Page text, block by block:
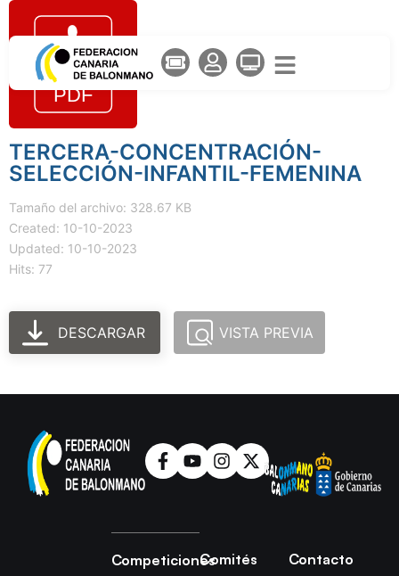
TERCERA-CONCENTRACIÓN-
SELECCIÓN-INFANTIL-FEMENINA
Tamaño del archivo: 328.67 KB
Created: 10-10-2023
Updated: 10-10-2023
Hits: 77
DESCARGAR VISTA PREVIA
CompeticionesComités
Contacto